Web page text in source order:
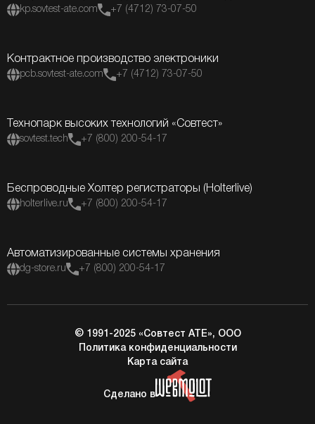
kp.sovtest-ate.com +7 (4712) 73-07-50
Контрактное производство электроники
pcb.sovtest-ate.com +7 (4712) 73-07-50
Технопарк высоких технологий «Совтест»
sovtest.tech +7 (800) 200-54-17
Беспроводные Холтер регистраторы (Holterlive)
holterlive.ru +7 (800) 200-54-17
Автоматизированные системы хранения
dg-store.ru +7 (800) 200-54-17
© 1991-2025 «Совтест АТЕ», ООО
Политика конфиденциальности
Карта сайта
Сделано в